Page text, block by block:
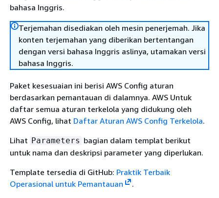
bahasa Inggris.
Terjemahan disediakan oleh mesin penerjemah. Jika
konten terjemahan yang diberikan bertentangan
dengan versi bahasa Inggris aslinya, utamakan versi
bahasa Inggris.
Paket kesesuaian ini berisi AWS Config aturan
berdasarkan pemantauan di dalamnya. AWS Untuk
daftar semua aturan terkelola yang didukung oleh
AWS Config, lihat Daftar Aturan AWS Config Terkelola.
Lihat Parameters bagian dalam templat berikut
untuk nama dan deskripsi parameter yang diperlukan.
Template tersedia di GitHub: Praktik Terbaik
Operasional untuk Pemantauan
.